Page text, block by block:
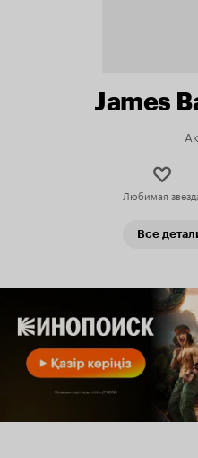
James
Любимая
Все